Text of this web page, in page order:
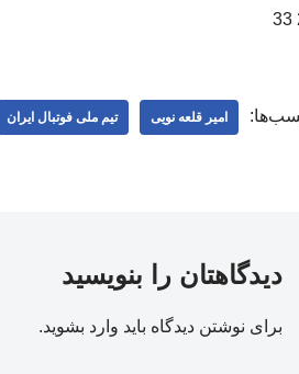
امیر قلعه نویی تیم ملی فوتبال ایران
دیدگاهتان را بنویسید
برای نوشتن دیدگاه باید وارد بشوید.